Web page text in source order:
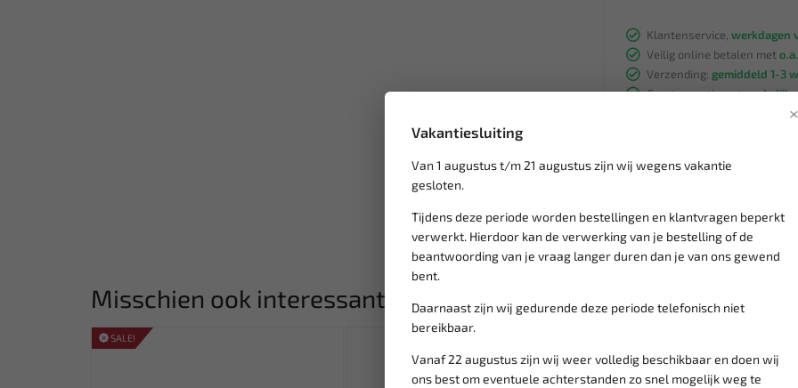
×
Vakantiesluiting
Van 1 augustus t/m 21 augustus zijn wij wegens vakantie
gesloten.
Tijdens deze periode worden bestellingen en klantvragen beperkt
verwerkt. Hierdoor kan de verwerking van je bestelling of de
beantwoording van je vraag langer duren dan je van ons gewend
bent.
Daarnaast zijn wij gedurende deze periode telefonisch niet
bereikbaar.
Vanaf 22 augustus zijn wij weer volledig beschikbaar en doen wij
ons best om eventuele achterstanden zo snel mogelijk weg te
Klantenservice, werkdagen
Veilig online betalen met
Verzending: gemiddeld 1-3
Groot assortiment,
€ 6,95
Misschien ook interessant:
SALE!